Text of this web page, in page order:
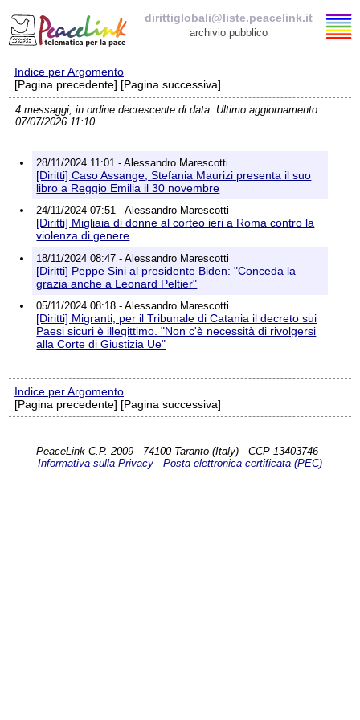
dirittiglobali@liste.peacelink.it
archivio pubblico
Elenco delle liste
dirittiglobali@liste.peacelink.it
Policy delle liste di PeaceLink
Informativa sulla privacy
Richieste di rimozione
Indice per Argomento
[Pagina precedente] [Pagina successiva]
4 messaggi, in ordine decrescente di data. Ultimo aggiornamento:
07/07/2026 11:10
28/11/2024 11:01 - Alessandro Marescotti
[Diritti] Caso Assange, Stefania Maurizi presenta il suo
libro a Reggio Emilia il 30 novembre
24/11/2024 07:51 - Alessandro Marescotti
[Diritti] Migliaia di donne al corteo ieri a Roma contro la
violenza di genere
18/11/2024 08:47 - Alessandro Marescotti
[Diritti] Peppe Sini al presidente Biden: "Conceda la
grazia anche a Leonard Peltier"
05/11/2024 08:18 - Alessandro Marescotti
[Diritti] Migranti, per il Tribunale di Catania il decreto sui
Paesi sicuri è illegittimo. "Non c'è necessità di rivolgersi
alla Corte di Giustizia Ue"
Indice per Argomento
[Pagina precedente] [Pagina successiva]
PeaceLink C.P. 2009 - 74100 Taranto (Italy) - CCP 13403746 -
Informativa sulla Privacy - Posta elettronica certificata (PEC)